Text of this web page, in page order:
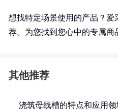
想找特定场景使用的产品？爱
荐。为您找到您心中的专属商
其他推荐
浇筑母线槽的特点和应用领